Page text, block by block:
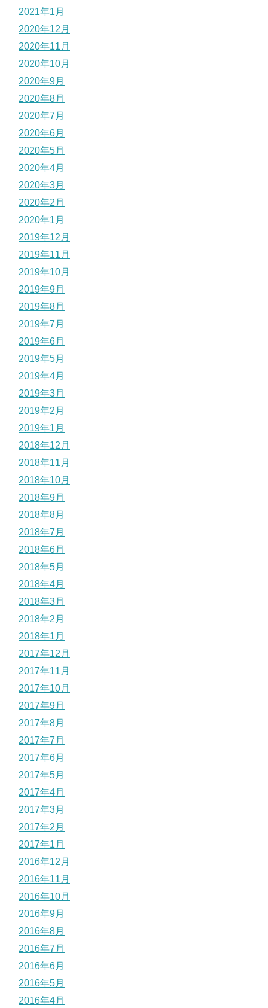
2021年1月
2020年12月
2020年11月
2020年10月
2020年9月
2020年8月
2020年7月
2020年6月
2020年5月
2020年4月
2020年3月
2020年2月
2020年1月
2019年12月
2019年11月
2019年10月
2019年9月
2019年8月
2019年7月
2019年6月
2019年5月
2019年4月
2019年3月
2019年2月
2019年1月
2018年12月
2018年11月
2018年10月
2018年9月
2018年8月
2018年7月
2018年6月
2018年5月
2018年4月
2018年3月
2018年2月
2018年1月
2017年12月
2017年11月
2017年10月
2017年9月
2017年8月
2017年7月
2017年6月
2017年5月
2017年4月
2017年3月
2017年2月
2017年1月
2016年12月
2016年11月
2016年10月
2016年9月
2016年8月
2016年7月
2016年6月
2016年5月
2016年4月